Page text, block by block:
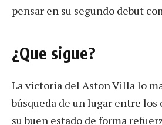
pensar en su segundo debut
¿Que sigue?
La victoria del Aston Villa lo
búsqueda de un lugar entre
su buen estado de forma